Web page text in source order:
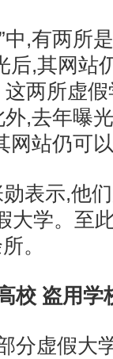
,有两所
后,其网站
两所虚
,去年曝
网站仍可
表示,他们
大学。至
。
校 盗用学
虚假大